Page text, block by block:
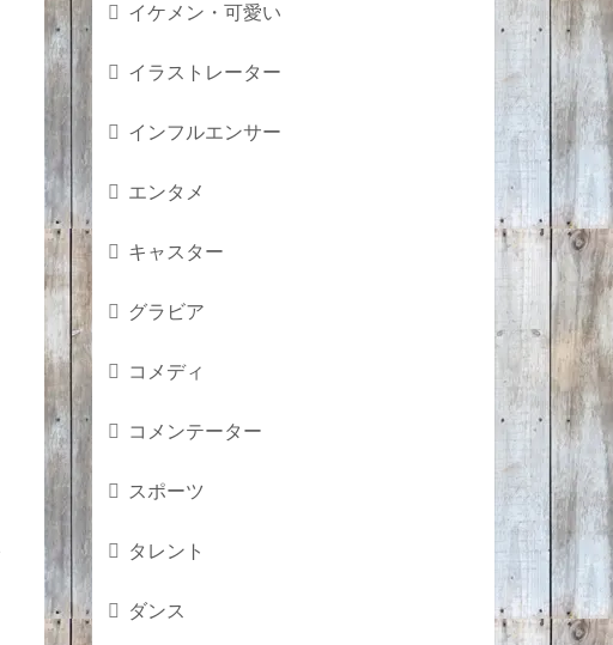
イケメン・可愛い
イラストレーター
インフルエンサー
エンタメ
キャスター
グラビア
コメディ
コメンテーター
スポーツ
タレント
ダンス